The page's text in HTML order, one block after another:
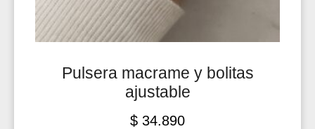
Pulsera macrame y bolitas
ajustable
$ 34.890